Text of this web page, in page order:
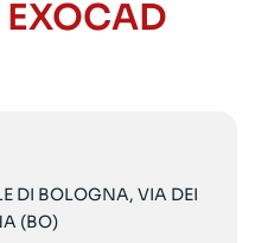
DI BOLOGNA, VIA DEI
(BO)